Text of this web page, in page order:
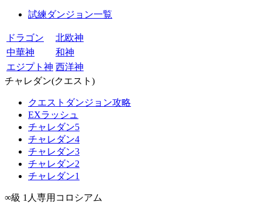
試練ダンジョン一覧
ドラゴン
北欧神
中華神
和神
エジプト神 西洋神
チャレダン(クエスト)
クエストダンジョン攻略
EXラッシュ
チャレダン5
チャレダン4
チャレダン3
チャレダン2
チャレダン1
∞級 1人専用コロシアム